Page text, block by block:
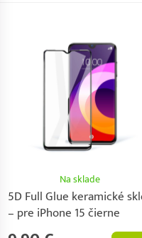
Na sklade
5D Full Glue keramické
– pre iPhone 15 čierne